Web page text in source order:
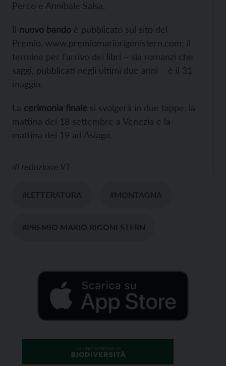
Perco e Annibale Salsa.
Il nuovo bando è pubblicato sul sito del
Premio, www.premiomariorigonistern.com; il
termine per l’arrivo dei libri – sia romanzi che
saggi, pubblicati negli ultimi due anni – è il 31
maggio.
La cerimonia finale si svolgerà in due tappe, la
mattina del 18 settembre a Venezia e la
mattina del 19 ad Asiago.
di redazione VT
#LETTERATURA #MONTAGNA
#PREMIO MARIO RIGONI STERN